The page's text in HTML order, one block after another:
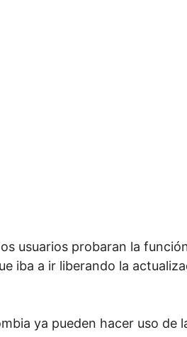
usuarios probaran la
iba a ir liberando la
ya pueden hacer uso de